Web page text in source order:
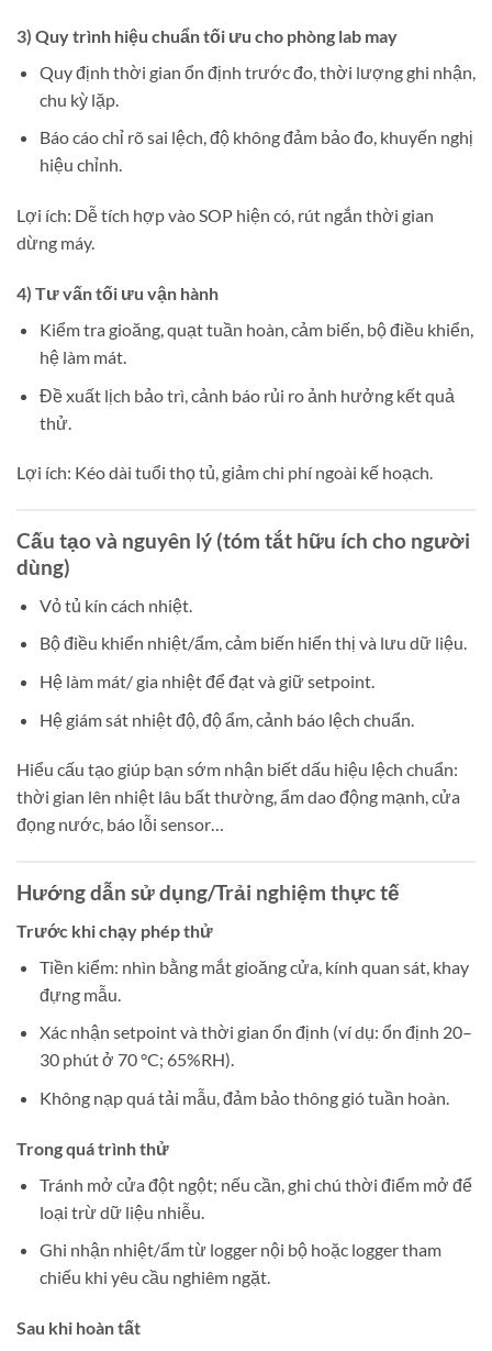
3) Quy trình hiệu chuẩn tối ưu cho phòng lab may
Quy định thời gian ổn định trước đo, thời lượng ghi nhận,
chu kỳ lặp.
Báo cáo chỉ rõ sai lệch, độ không đảm bảo đo, khuyến nghị
hiệu chỉnh.
Lợi ích: Dễ tích hợp vào SOP hiện có, rút ngắn thời gian
dừng máy.
4) Tư vấn tối ưu vận hành
Kiểm tra gioăng, quạt tuần hoàn, cảm biến, bộ điều khiển,
hệ làm mát.
Đề xuất lịch bảo trì, cảnh báo rủi ro ảnh hưởng kết quả
thử.
Lợi ích: Kéo dài tuổi thọ tủ, giảm chi phí ngoài kế hoạch.
Cấu tạo và nguyên lý (tóm tắt hữu ích cho người
dùng)
Vỏ tủ kín cách nhiệt.
Bộ điều khiển nhiệt/ẩm, cảm biến hiển thị và lưu dữ liệu.
Hệ làm mát/ gia nhiệt để đạt và giữ setpoint.
Hệ giám sát nhiệt độ, độ ẩm, cảnh báo lệch chuẩn.
Hiểu cấu tạo giúp bạn sớm nhận biết dấu hiệu lệch chuẩn:
thời gian lên nhiệt lâu bất thường, ẩm dao động mạnh, cửa
đọng nước, báo lỗi sensor…
Hướng dẫn sử dụng/Trải nghiệm thực tế
Trước khi chạy phép thử
Tiền kiểm: nhìn bằng mắt gioăng cửa, kính quan sát, khay
đựng mẫu.
Xác nhận setpoint và thời gian ổn định (ví dụ: ổn định 20–
30 phút ở 70 °C; 65%RH).
Không nạp quá tải mẫu, đảm bảo thông gió tuần hoàn.
Trong quá trình thử
Tránh mở cửa đột ngột; nếu cần, ghi chú thời điểm mở để
loại trừ dữ liệu nhiễu.
Ghi nhận nhiệt/ẩm từ logger nội bộ hoặc logger tham
chiếu khi yêu cầu nghiêm ngặt.
Sau khi hoàn tất